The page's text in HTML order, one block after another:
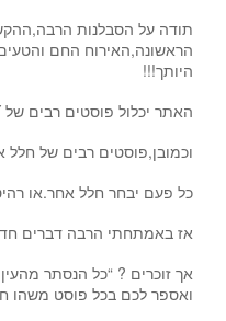
תודה על הסבלנות
הראשונה,האירוח החם
היותך!!!
האתר יכלול פוסטים רבים של DIY .
וכמובן,פוסטים רבים של חלל
כל פעם יבחר חלל אחר.או
אז באמתחתי הרבה דברים
אך זוכרים ? “כל הנסתר
ואספר לכם בכל פוסט משהו